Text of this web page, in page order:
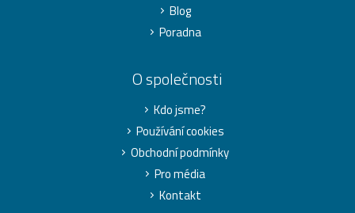
Blog
Poradna
O společnosti
Kdo jsme?
Používání cookies
Obchodní podmínky
Pro média
Kontakt